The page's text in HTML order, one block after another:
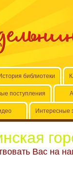
библиотеки
поступления
Интересные
вовать Вас на на